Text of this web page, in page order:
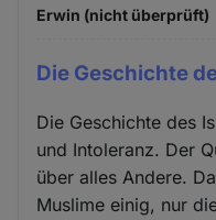
Erwin (nicht überprüft)
Die Geschichte
Die Geschichte des
und Intoleranz. Der
über alles Andere.
Muslime einig, nur